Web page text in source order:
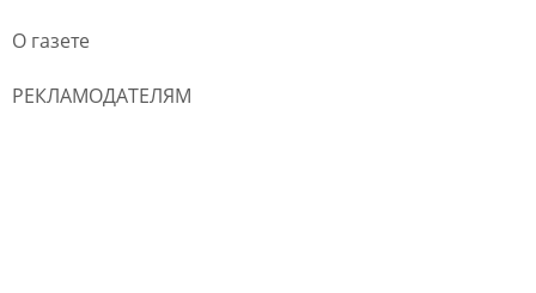
О газете
РЕКЛАМОДАТЕЛЯМ